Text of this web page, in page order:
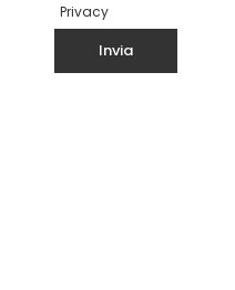
Privacy